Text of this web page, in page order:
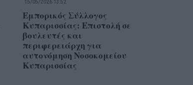
15/05/2026 13:52
Εμπορικός Σύλλογος
Κυπαρισσίας: Επιστολή σε
βουλευτές και
περιφερειάρχη για
αυτονόμηση Νοσοκομείου
Κυπαρισσίας